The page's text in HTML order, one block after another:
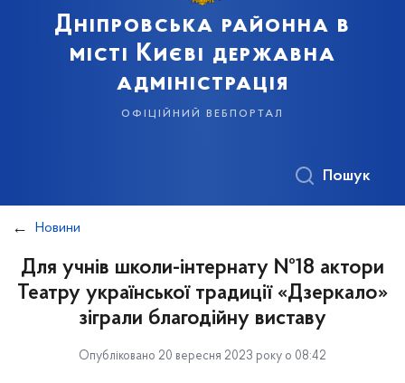
Дніпровська районна в
місті Києві державна
адміністрація
офіційний вебпортал
Пошук
Новини
Для учнів школи-інтернату №18 актори
Театру української традиції «Дзеркало»
зіграли благодійну виставу
Опубліковано 20 вересня 2023 року о 08:42